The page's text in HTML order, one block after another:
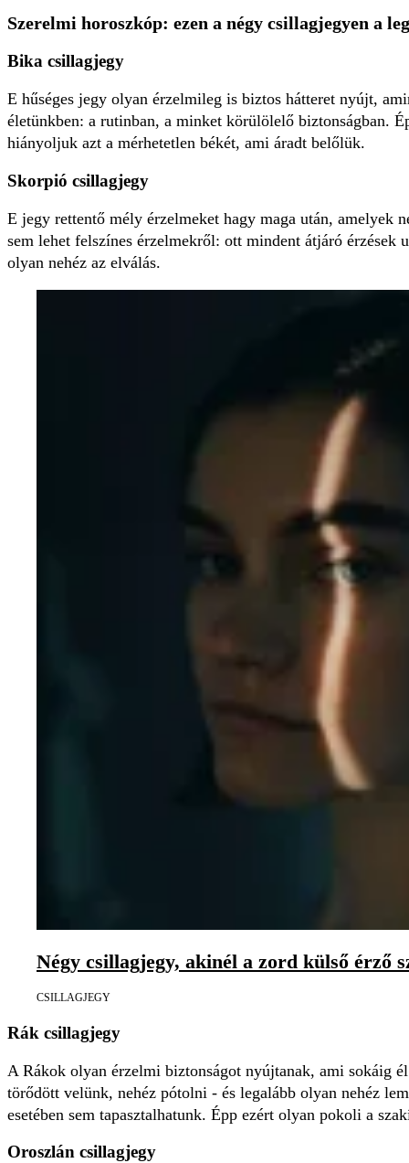
Szerelmi horoszkóp: ezen a négy csillagjegyen a
Bika csillagjegy
E hűséges jegy olyan érzelmileg is biztos hátteret nyújt,
életünkben: a rutinban, a minket körülölelő biztonságban.
hiányoljuk azt a mérhetetlen békét, ami áradt belőlük.
Skorpió csillagjegy
E jegy rettentő mély érzelmeket hagy maga után, amelyek
sem lehet felszínes érzelmekről: ott mindent átjáró
olyan nehéz az elválás.
Négy csillagjegy, akinél a zord külső érző
CSILLAGJEGY
Rák csillagjegy
A Rákok olyan érzelmi biztonságot nyújtanak, ami sokáig
törődött velünk, nehéz pótolni - és legalább olyan nehéz
esetében sem tapasztalhatunk. Épp ezért olyan pokoli a
Oroszlán csillagjegy